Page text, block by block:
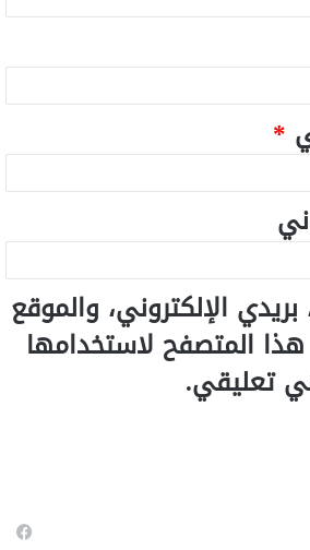
*
الإلكتروني، والموقع
المتصفح لاستخدامها
تعليقي.